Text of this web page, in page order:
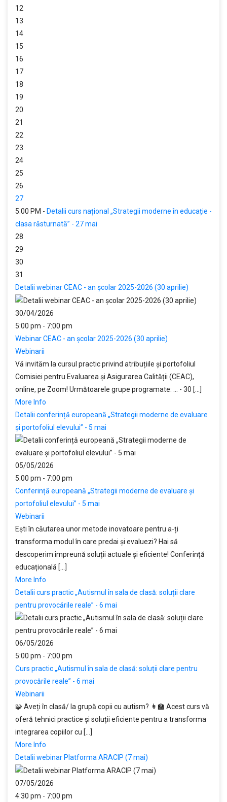
12
13
14
15
16
17
18
19
20
21
22
23
24
25
26
27
5:00 PM - Detalii curs național „Strategii moderne în educație -
clasa răsturnată” - 27 mai
28
29
30
31
Detalii webinar CEAC - an școlar 2025-2026 (30 aprilie)
30/04/2026
5:00 pm - 7:00 pm
Webinar CEAC - an școlar 2025-2026 (30 aprilie)
Webinarii
Vă invităm la cursul practic privind atribuțiile și portofoliul
Comisiei pentru Evaluarea și Asigurarea Calității (CEAC),
online, pe Zoom! Următoarele grupe programate: ... - 30 [...]
More Info
Detalii conferință europeană „Strategii moderne de evaluare
și portofoliul elevului” - 5 mai
05/05/2026
5:00 pm - 7:00 pm
Conferință europeană „Strategii moderne de evaluare și
portofoliul elevului” - 5 mai
Webinarii
Ești în căutarea unor metode inovatoare pentru a-ți
transforma modul în care predai și evaluezi? Hai să
descoperim împreună soluții actuale și eficiente! Conferință
educațională [...]
More Info
Detalii curs practic „Autismul în sala de clasă: soluții clare
pentru provocările reale” - 6 mai
06/05/2026
5:00 pm - 7:00 pm
Curs practic „Autismul în sala de clasă: soluții clare pentru
provocările reale” - 6 mai
Webinarii
🧩 Aveți în clasă/ la grupă copii cu autism? 👩‍🏫 Acest curs vă
oferă tehnici practice și soluții eficiente pentru a transforma
integrarea copiilor cu [...]
More Info
Detalii webinar Platforma ARACIP (7 mai)
07/05/2026
4:30 pm - 7:00 pm